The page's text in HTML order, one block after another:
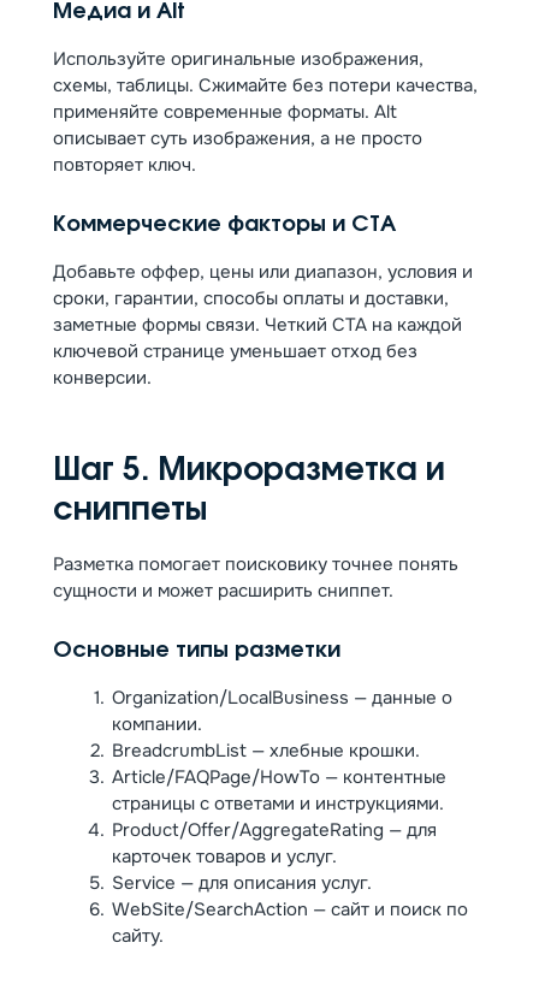
Медиа и Alt
Используйте оригинальные изображения,
схемы, таблицы. Сжимайте без потери качества,
применяйте современные форматы. Alt
описывает суть изображения, а не просто
повторяет ключ.
Коммерческие факторы и CTA
Добавьте оффер, цены или диапазон, условия и
сроки, гарантии, способы оплаты и доставки,
заметные формы связи. Четкий CTA на каждой
ключевой странице уменьшает отход без
конверсии.
Шаг 5. Микроразметка и
сниппеты
Разметка помогает поисковику точнее понять
сущности и может расширить сниппет.
Основные типы разметки
Organization/LocalBusiness — данные о
компании.
BreadcrumbList — хлебные крошки.
Article/FAQPage/HowTo — контентные
страницы с ответами и инструкциями.
Product/Offer/AggregateRating — для
карточек товаров и услуг.
Service — для описания услуг.
WebSite/SearchAction — сайт и поиск по
сайту.